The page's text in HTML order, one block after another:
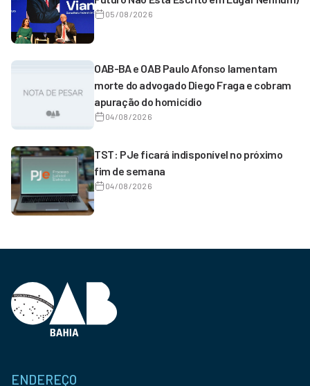
05/08/2026
OAB-BA e OAB Paulo Afonso lamentam
morte do advogado Diego Fraga e cobram
apuração do homicídio
04/08/2026
TST: PJe ficará indisponível no próximo
fim de semana
04/08/2026
ENDEREÇO